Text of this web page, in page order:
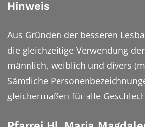
Hinweis
Aus Gründen der besseren
die gleichzeitige Verwendung
männlich, weiblich und divers
Sämtliche
gleichermaßen für alle